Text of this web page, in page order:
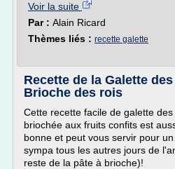
Voir la suite
Par : Alain Ricard
Thèmes liés : recette galette
Recette de la Galette
Brioche des rois
Cette recette facile de galette des
briochée aux fruits confits est
bonne et peut vous servir pour
sympa tous les autres jours de
reste de la pâte à brioche)!